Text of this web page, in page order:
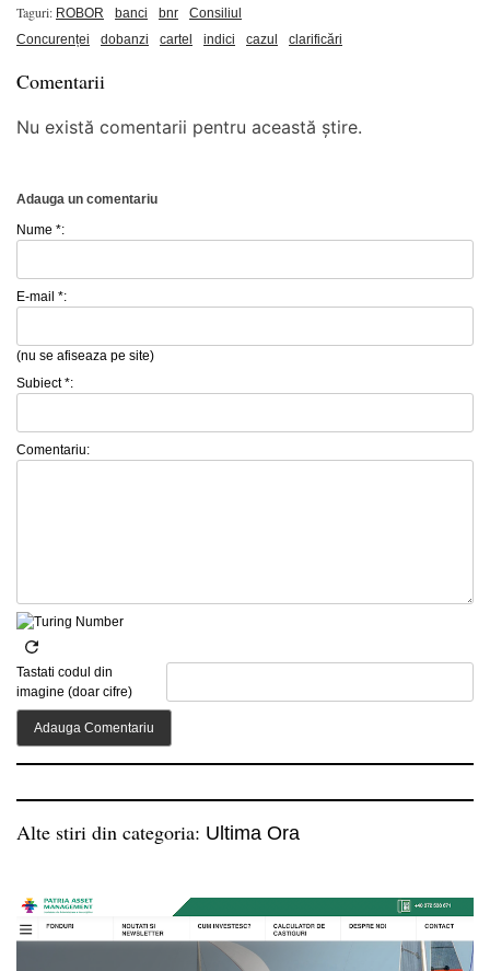
Taguri: ROBOR banci bnr
Consiliul
Concurenței
dobanzi cartel indici cazul clarificări
Comentarii
Nu există comentarii pentru această știre.
Adauga un comentariu
Nume *:
E-mail *:
(nu se afiseaza pe site)
Subiect *:
Comentariu:
Tastati codul din
imagine (doar cifre)
Alte stiri din categoria: Ultima Ora